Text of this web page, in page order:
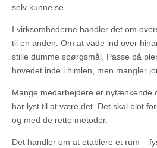
selv kunne se.
I virksomhederne handler det om
til en anden. Om at vade ind over
stille dumme spørgsmål. Passe på
hovedet inde i himlen, men mangler
Mange medarbejdere er nytænkende
har lyst til at være det. Det skal blot
og med de rette metoder.
Det handler om at etablere et rum –